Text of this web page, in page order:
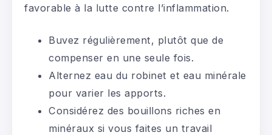
favorable à la lutte contre l’inflammation.
Buvez régulièrement, plutôt que de
compenser en une seule fois.
Alternez eau du robinet et eau minérale
pour varier les apports.
Considérez des bouillons riches en
minéraux si vous faites un travail